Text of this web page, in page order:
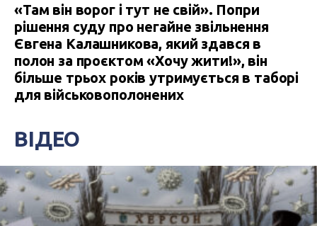
«Там він ворог і тут не свій». Попри
рішення суду про негайне звільнення
Євгена Калашникова, який здався в
полон за проєктом «Хочу жити!», він
більше трьох років утримується в таборі
для військовополонених
ВІДЕО